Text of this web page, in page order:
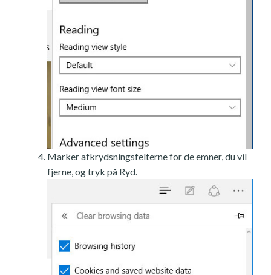
Marker afkrydsningsfelterne for de emner, du vil
fjerne, og tryk på Ryd.